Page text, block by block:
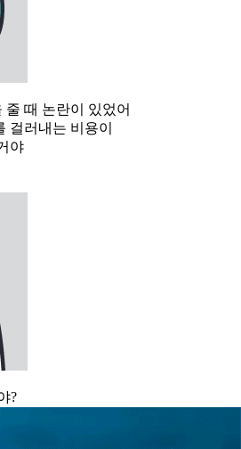
줄 때 논란이 있었어
걸러내는 비용이
야
?